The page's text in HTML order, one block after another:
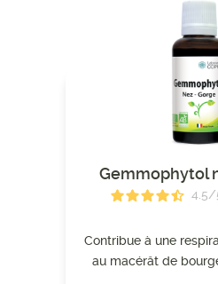
Gemmophytol
4.5/
Contribue à une
au macérât de